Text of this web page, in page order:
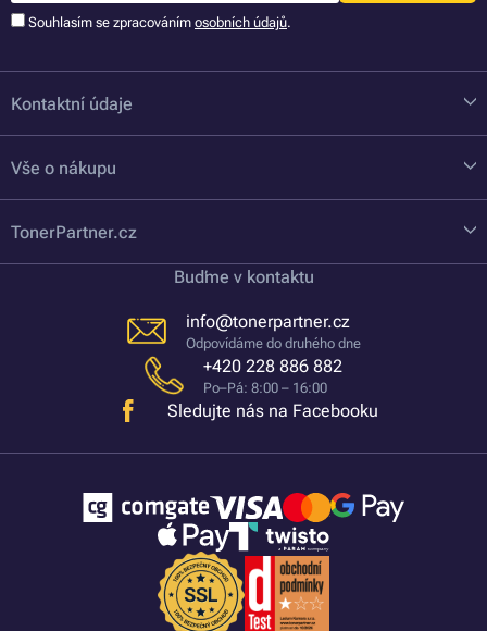
Souhlasím se zpracováním osobních údajů.
Kontaktní údaje
Vše o nákupu
TonerPartner.cz
Buďme v kontaktu
info@tonerpartner.cz
Odpovídáme do druhého dne
+420 228 886 882
Po–Pá: 8:00 – 16:00
Sledujte nás na Facebooku